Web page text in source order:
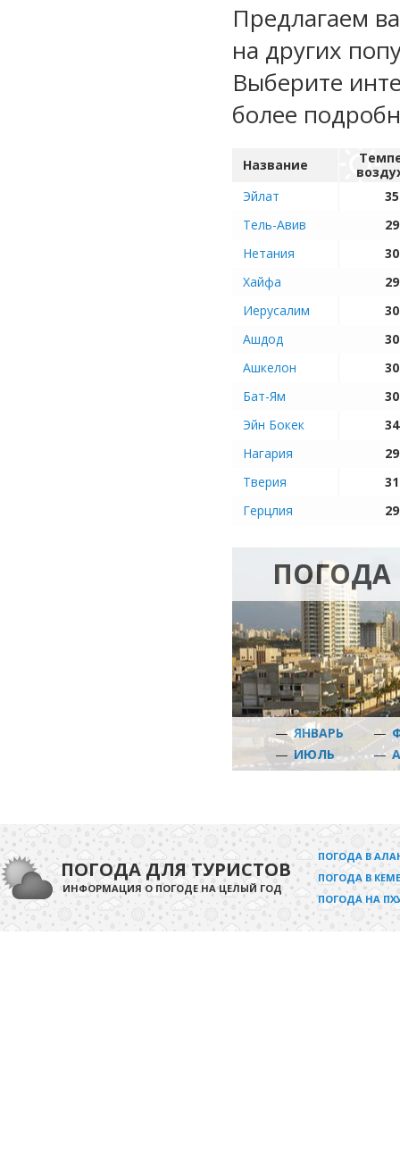
Предлагаем
на других
Выберите
более
Название
Эйлат
Тель-Авив
Нетания
Хайфа
Иерусалим
Ашдод
Ашкелон
Бат-Ям
Эйн Бокек
Нагария
Тверия
Герцлия
ПОГОДА
—ЯНВАРЬ —
— ИЮЛЬ —
ПОГОДА ДЛЯ ТУРИСТОВ
ИНФОРМАЦИЯ О ПОГОДЕ НА ЦЕЛЫЙ ГОД
ПОГОДА В
ПОГОДА В
ПОГОДА НА